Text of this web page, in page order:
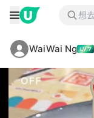
WaiWai Ng